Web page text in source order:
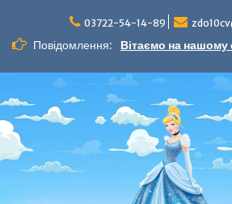
вмісту
03722-54-14-89
Повідомлення: Вітаємо на нашому